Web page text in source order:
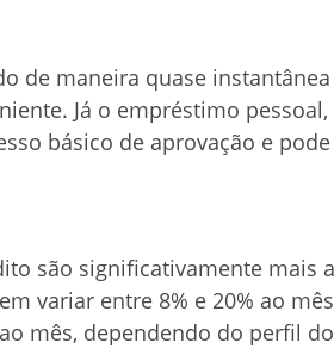
de maneira quase
Já o empréstimo
básico de aprovação e
são significativamente mais
variar entre 8% e 20% ao
mês, dependendo do perfil